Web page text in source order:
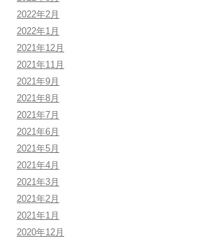
2022年2月
2022年1月
2021年12月
2021年11月
2021年9月
2021年8月
2021年7月
2021年6月
2021年5月
2021年4月
2021年3月
2021年2月
2021年1月
2020年12月